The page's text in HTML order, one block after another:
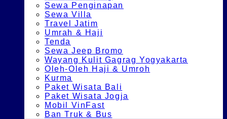
Sewa Penginapan
Sewa Villa
Travel Jatim
Umrah & Haji
Tenda
Sewa Jeep Bromo
Wayang Kulit Gagrag Yogyakarta
Oleh-Oleh Haji & Umroh
Kurma
Paket Wisata Bali
Paket Wisata Jogja
Mobil VinFast
Ban Truk & Bus